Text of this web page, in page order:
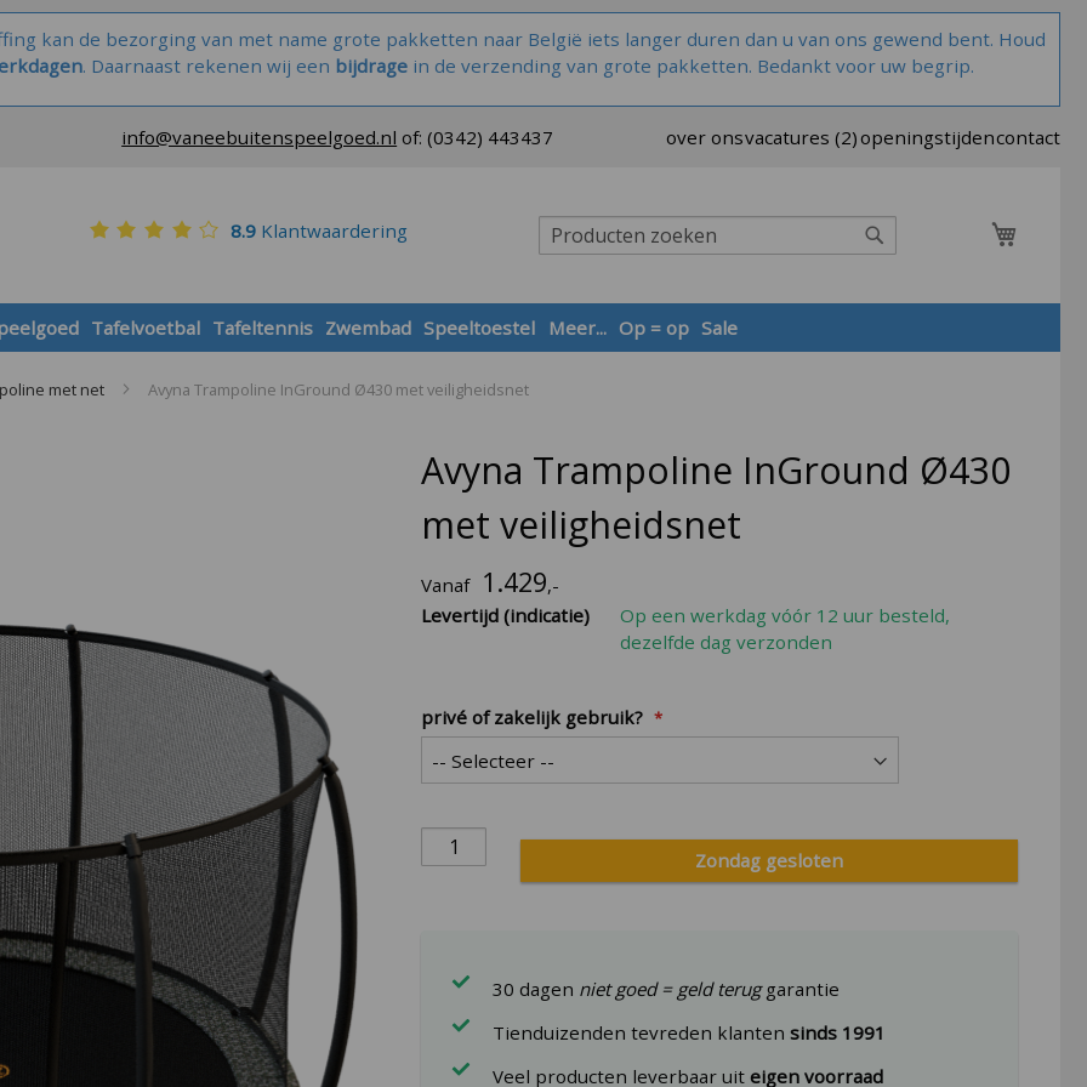
kan de bezorging van met name grote pakketten naar België iets langer duren dan u van ons gewend bent. Houd
. Daarnaast rekenen wij een bijdragein de verzending van grote pakketten. Bedankt voor uw begrip.
info@vaneebuitenspeelgoed.nl of:(0342) 443437 over onsvacatures (2)openingstijdencontact
8.9Klantwaardering
Zoek
Tafelvoetbal Tafeltennis Zwembad Speeltoestel Meer... Op = op Sale
met net Avyna Trampoline InGround Ø430 met veiligheidsnet
Avyna Trampoline InGround Ø430
met veiligheidsnet
Vanaf 1.429,-
Levertijd (indicatie)
Op een werkdag vóór 12 uur besteld,
dezelfde dag verzonden
privé of zakelijk gebruik?
Zondag gesloten
30 dagen niet goed = geld teruggarantie
Tienduizenden tevreden klantensinds 1991
Veel producten leverbaar uiteigen voorraad